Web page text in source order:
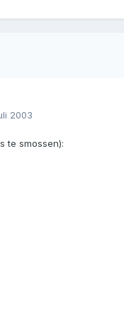
2003
te smossen):